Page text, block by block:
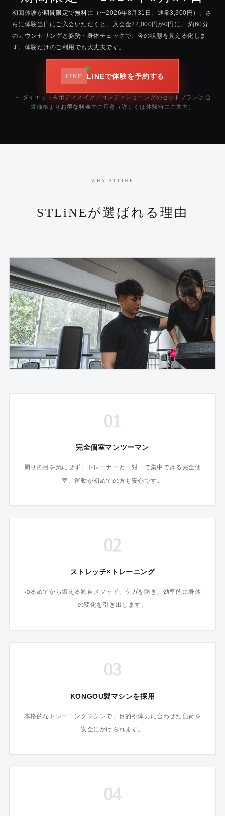
初回体験が期間限定で無料に（〜2026年8月31日、通常3,300円）。さ
らに体験当日にご入会いただくと、入会金22,000円が0円 に。 約60分
のカウンセリングと姿勢・身体チェックで、今の状態を見える化しま
す。体験だけのご利用でも大丈夫です。
LINEで体験を予約する
＋ ダイエット＆ボディメイク／コンディショニングのセットプランは通
常価格より お得な料金でご用意（詳しくは体験時にご案内）
WHY STLINE
STLiNEが選ばれる理由
01
完全個室マンツーマン
周りの目を気にせず、トレーナーと一対一で集中できる完全個
室。運動が初めての方も安心です。
02
ストレッチ×トレーニング
ゆるめてから鍛える独自メソッド。ケガを防ぎ、効率的に身体
の変化を引き出します。
03
KONGOU製マシンを採用
本格的なトレーニングマシンで、目的や体力に合わせた負荷を
安全にかけられます。
04